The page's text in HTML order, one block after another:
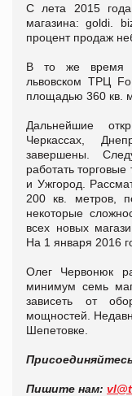
С лета 2015 года
магазина: goldi.
процент продаж
В то же время
львовском ТРЦ
площадью 360 кв.
Дальнейшие
Черкассах,
завершены.
работать
и Ужгород.
200 кв. метров,
некоторые
всех новых
На 1 января 2016
Олег Червонюк
минимум семь
зависеть от
мощностей.
Шепетовке.
Пишите нам: